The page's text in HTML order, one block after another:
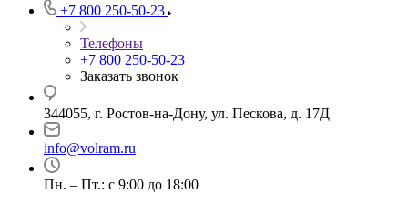
+7 800 250-50-23
Телефоны
+7 800 250-50-23
Заказать звонок
344055, г. Ростов-на-Дону, ул. Пескова, д. 17Д
info@volram.ru
Пн. – Пт.: с 9:00 до 18:00